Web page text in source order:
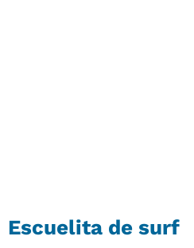
Escuelita de surf